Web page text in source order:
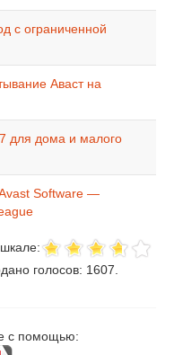
с ограниченной
Аваст на
для дома и малого
Software —
голосов: 1607
с помощью: